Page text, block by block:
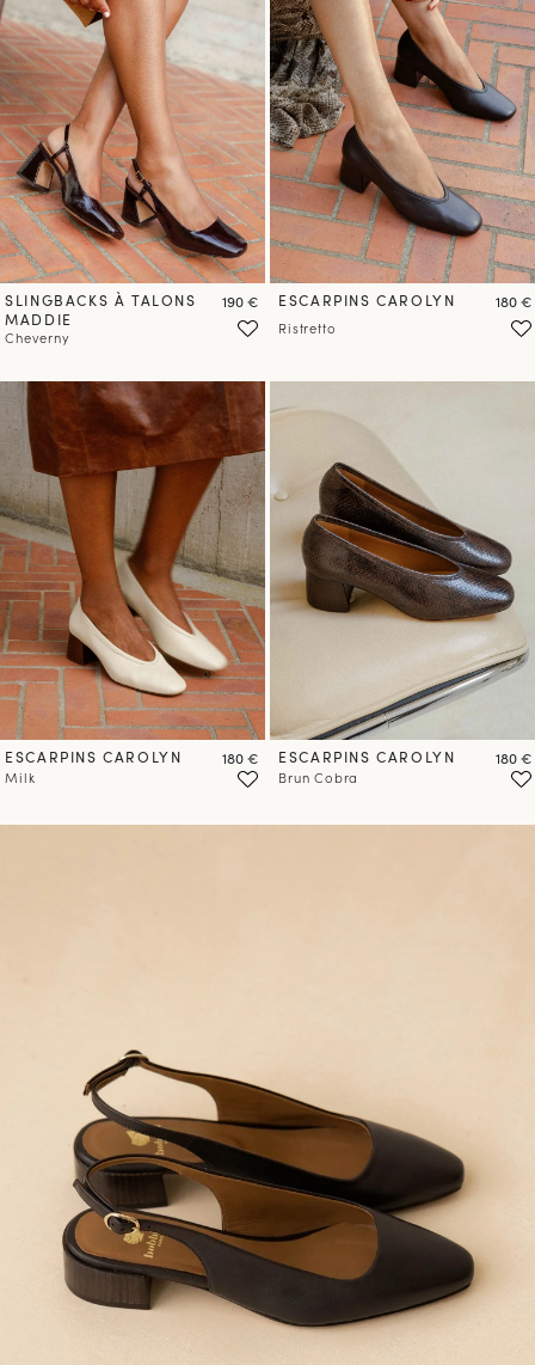
PRÉCOMMANDER
SLINGBACKS À TALONS
MADDIE
Cheverny
Prix
190 €
PRÉCOMMANDER
ESCARPINS CAROLYN
Ristretto
Prix
180 €
PRÉCOMMANDER
ESCARPINS CAROLYN
Milk
Prix
180 €
PRÉCOMMANDER
ESCARPINS CAROLYN
Brun Cobra
Prix
180 €